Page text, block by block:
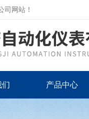
司网站！
们 产品中心